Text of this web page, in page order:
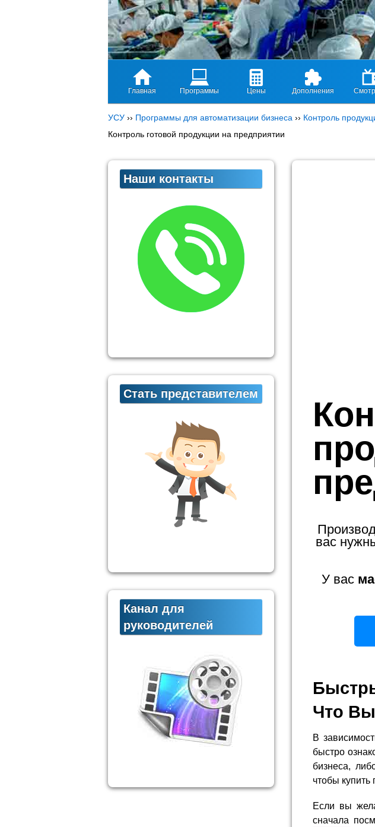
Главная Программы Цены Дополнения
УСУ ›› Программы для автоматизации бизнеса ›› Контроль
Контроль готовой продукции на предприятии
вас
У вас
Что Вы
В
быстро
бизнеса,
чтобы купить
Если вы
сначала
Наши контакты
Стать представителем
Канал для
руководителей